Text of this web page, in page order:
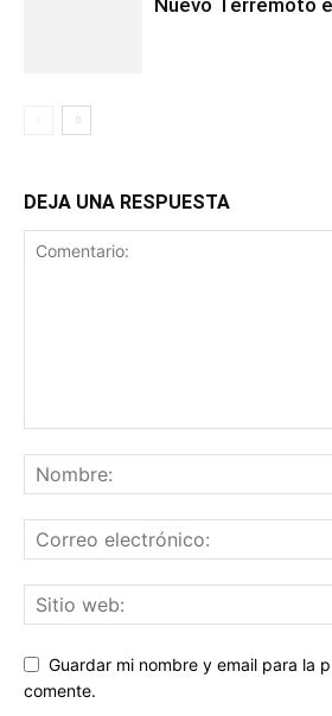
Nuevo Terremoto
DEJA UNA RESPUESTA
Guardar mi nombre y email para la
comente.